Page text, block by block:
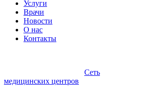
Услуги
Врачи
Новости
О нас
Контакты
Сеть
медицинских центров